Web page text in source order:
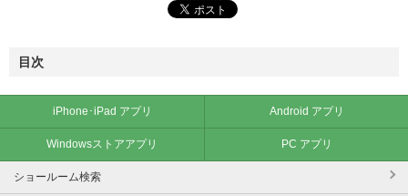
目次
iPhone･iPad アプリ Android アプリ
Windowsストアアプリ PC アプリ
ショールーム検索